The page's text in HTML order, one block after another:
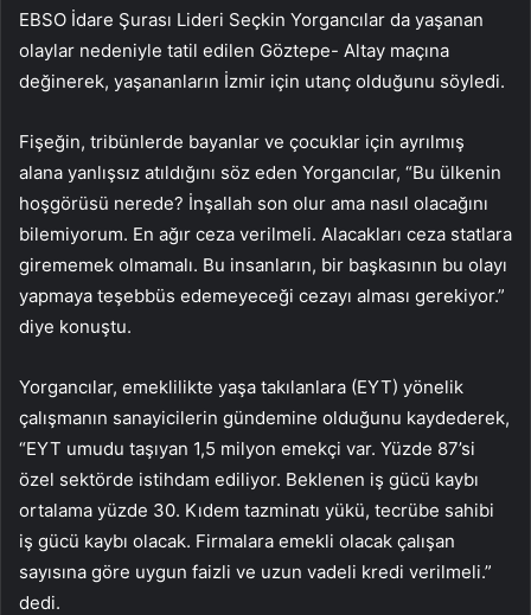
EBSO İdare Şurası Lideri Seçkin Yorgancılar da yaşanan
olaylar nedeniyle tatil edilen Göztepe- Altay maçına
değinerek, yaşananların İzmir için utanç olduğunu söyledi.
Fişeğin, tribünlerde bayanlar ve çocuklar için ayrılmış
alana yanlışsız atıldığını söz eden Yorgancılar, “Bu ülkenin
hoşgörüsü nerede? İnşallah son olur ama nasıl olacağını
bilemiyorum. En ağır ceza verilmeli. Alacakları ceza statlara
girememek olmamalı. Bu insanların, bir başkasının bu olayı
yapmaya teşebbüs edemeyeceği cezayı alması gerekiyor.”
diye konuştu.
Yorgancılar, emeklilikte yaşa takılanlara (EYT) yönelik
çalışmanın sanayicilerin gündemine olduğunu kaydederek,
“EYT umudu taşıyan 1,5 milyon emekçi var. Yüzde 87’si
özel sektörde istihdam ediliyor. Beklenen iş gücü kaybı
ortalama yüzde 30. Kıdem tazminatı yükü, tecrübe sahibi
iş gücü kaybı olacak. Firmalara emekli olacak çalışan
sayısına göre uygun faizli ve uzun vadeli kredi verilmeli.”
dedi.